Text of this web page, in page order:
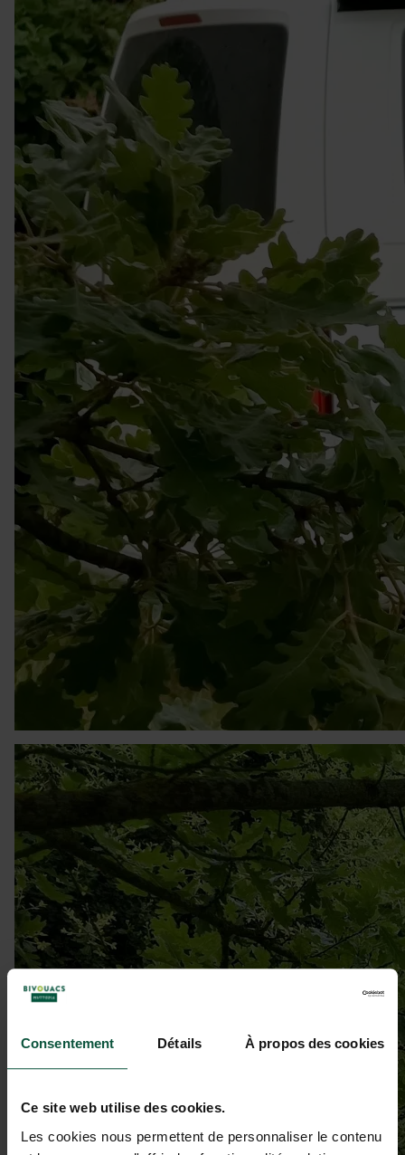
Consentement Détails À propos des cookies
Ce site web utilise des cookies.
Les cookies nous permettent de personnaliser le contenu